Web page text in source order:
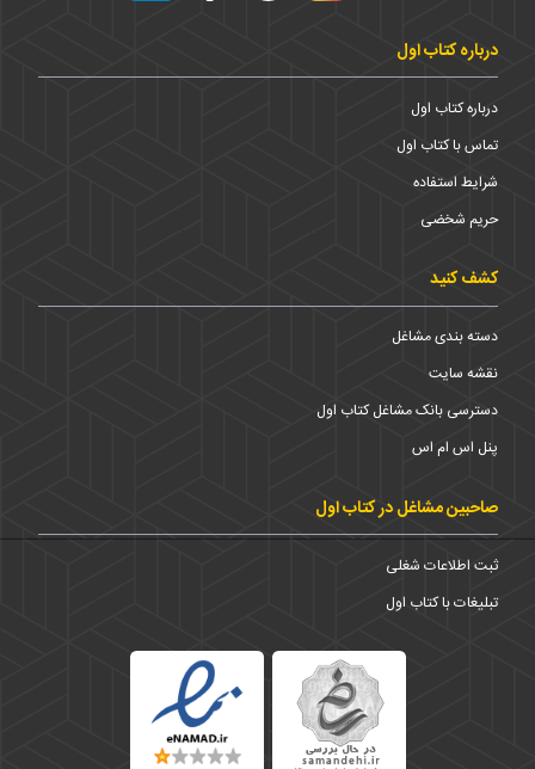
درباره کتاب اول
درباره کتاب اول
تماس با کتاب اول
شرایط استفاده
حریم شخضی
کشف کنید
دسته بندی مشاغل
نقشه سایت
دسترسی بانک مشاغل کتاب اول
پنل اس ام اس
صاحبین مشاغل در کتاب اول
ثبت اطلاعات شغلی
تبلیغات با کتاب اول